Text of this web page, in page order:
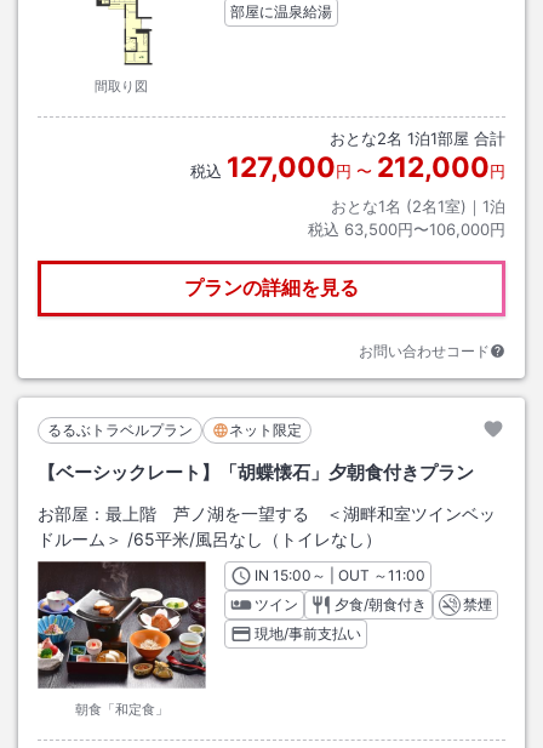
間取り図
部屋に温泉給湯
おとな2名 1泊1部屋 合計
税込 127,000円 〜 212,000円
おとな1名 (2名1室)｜ 1泊
税込 63,500円〜106,000円
プランの詳細を見る
お問い合わせコード
るるぶトラベルプラン ネット限定
【ベーシックレート】「胡蝶懐石」夕朝食付きプラン
お部屋： 最上階 芦ノ湖を一望する ＜湖畔和室ツインベッ
ドルーム＞ /65平米/風呂なし（トイレなし）
朝食「和定食」
INチェックイン
15:00 ～ | OUT チェックアウト
～11:00
ツイン
夕食/朝食付き
禁煙
現地/事前支払い